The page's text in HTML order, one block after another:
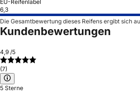
EU-Reifenlabel
6,3
Die Gesamtbewertung dieses Reifens ergibt sich
Kundenbewertungen
4,9 /5
(7)
5 Sterne